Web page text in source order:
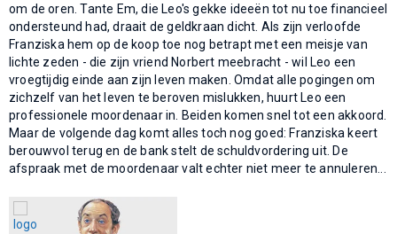
om de oren. Tante Em, die Leo's gekke ideeën tot nu toe financieel
ondersteund had, draait de geldkraan dicht. Als zijn verloofde
Franziska hem op de koop toe nog betrapt met een meisje van
lichte zeden - die zijn vriend Norbert meebracht - wil Leo een
vroegtijdig einde aan zijn leven maken. Omdat alle pogingen om
zichzelf van het leven te beroven mislukken, huurt Leo een
professionele moordenaar in. Beiden komen snel tot een akkoord.
Maar de volgende dag komt alles toch nog goed: Franziska keert
berouwvol terug en de bank stelt de schuldvordering uit. De
afspraak met de moordenaar valt echter niet meer te annuleren...